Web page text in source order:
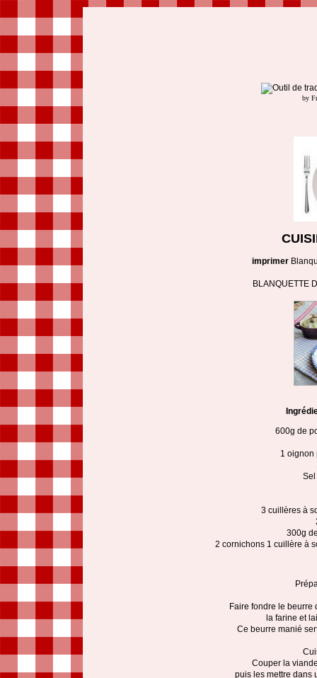
by
imprimer
BLANQUETTE
600g de
1 oignon
Sel
3 cuillères à
300g
2 cornichons 1 cuillère à
Faire fondre le beurre
la farine et
Ce beurre manié
Couper la
puis les mettre dans